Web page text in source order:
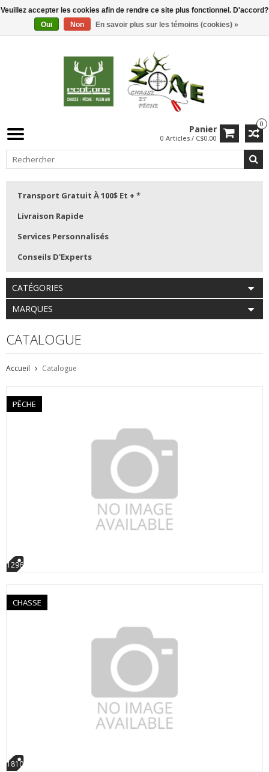
0
Panier
0 Articles / C$0.00
Transport Gratuit À 100$ Et + *
Livraison Rapide
Services Personnalisés
Conseils D'Experts
CATÉGORIES
MARQUES
CATALOGUE
Accueil Catalogue
PÊCHE
1296
CHASSE
1810
Veuillez accepter les cookies afin de rendre ce site plus fonctionnel. D'accord?
Oui
Non En savoir plus sur les témoins (cookies) »